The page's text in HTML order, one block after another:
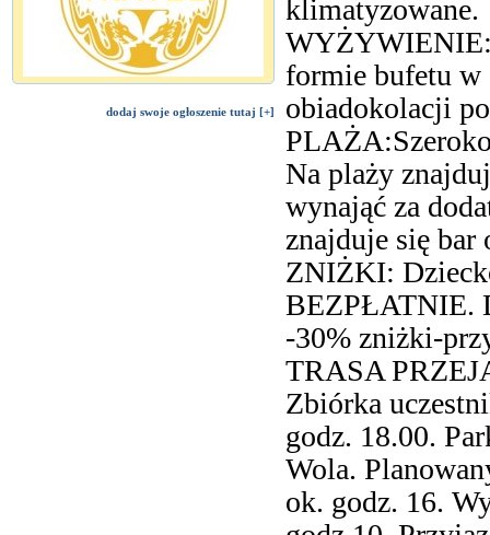
dodaj swoje ogłoszenie tutaj [+]
klimatyzowane.
formie bufetu w
obiadokolacji
Na plaży
wynająć za
znajduje się bar
ZNIŻKI:
BEZPŁATNIE.
-30% zniżki-
TRASA
Zbiórka
godz. 18.00.
Wola.
ok. godz. 16.